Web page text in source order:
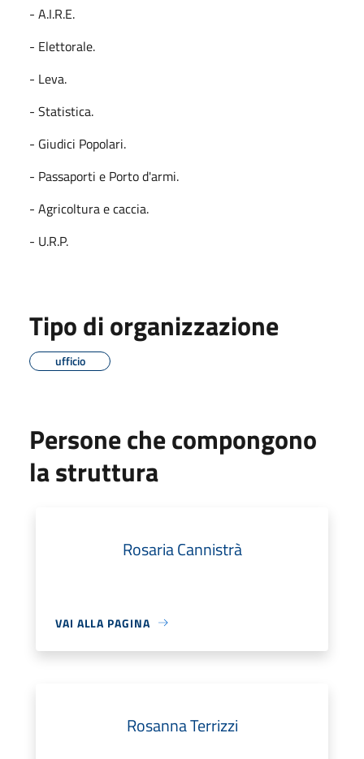
- A.I.R.E.
- Elettorale.
- Leva.
- Statistica.
- Giudici Popolari.
- Passaporti e Porto d'armi.
- Agricoltura e caccia.
- U.R.P.
Tipo di organizzazione
ufficio
Persone che compongono
la struttura
Rosaria Cannistrà
VAI ALLA PAGINA
Rosanna Terrizzi